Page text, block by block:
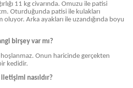
11 kg civarında. Omuzu ile patisi
Oturduğunda patisi ile kulakları
Arka ayakları ile uzandığında boyu
birşey var mı?
maz. Onun haricinde gerçekten
kedidir.
nasıldır?